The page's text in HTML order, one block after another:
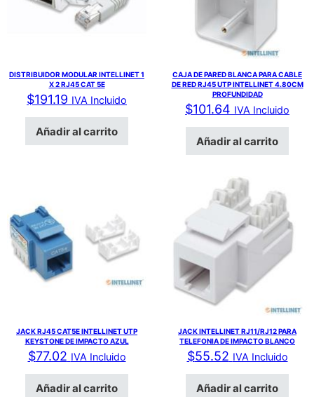
DISTRIBUIDOR MODULAR INTELLINET 1
X 2 RJ45 CAT 5E
$191.19 IVA Incluido
Añadir al carrito
CAJA DE PARED BLANCA PARA CABLE
DE RED RJ45 UTP INTELLINET 4.80CM
PROFUNDIDAD
$101.64 IVA Incluido
Añadir al carrito
JACK RJ45 CAT5E INTELLINET UTP
KEYSTONE DE IMPACTO AZUL
$77.02 IVA Incluido
Añadir al carrito
JACK INTELLINET RJ11/RJ12 PARA
TELEFONIA DE IMPACTO BLANCO
$55.52 IVA Incluido
Añadir al carrito